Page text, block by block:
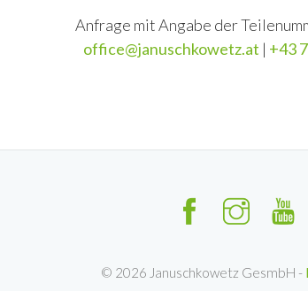
Anfrage mit Angabe der
office@januschkowetz.at | +43
© 2026 Januschkowetz GesmbH -